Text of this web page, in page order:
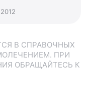
В СПРАВОЧНЫХ
ПРИ
ОБРАЩАЙТЕСЬ К